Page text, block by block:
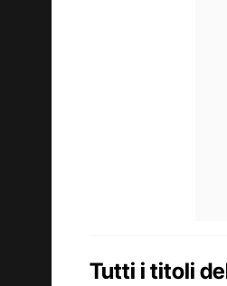
Tutti i titoli